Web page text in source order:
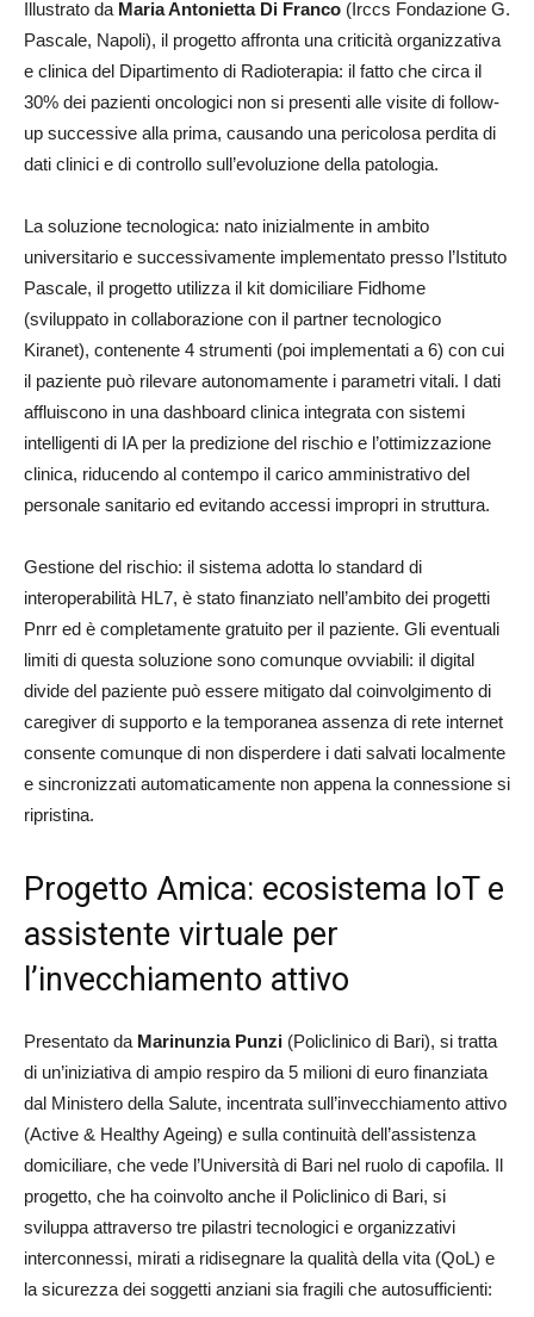
Illustrato da Maria Antonietta Di Franco (Irccs Fondazione G.
Pascale, Napoli), il progetto affronta una criticità organizzativa
e clinica del Dipartimento di Radioterapia: il fatto che circa il
30% dei pazienti oncologici non si presenti alle visite di follow-
up successive alla prima, causando una pericolosa perdita di
dati clinici e di controllo sull’evoluzione della patologia.
La soluzione tecnologica: nato inizialmente in ambito
universitario e successivamente implementato presso l’Istituto
Pascale, il progetto utilizza il kit domiciliare Fidhome
(sviluppato in collaborazione con il partner tecnologico
Kiranet), contenente 4 strumenti (poi implementati a 6) con cui
il paziente può rilevare autonomamente i parametri vitali. I dati
affluiscono in una dashboard clinica integrata con sistemi
intelligenti di IA per la predizione del rischio e l’ottimizzazione
clinica, riducendo al contempo il carico amministrativo del
personale sanitario ed evitando accessi impropri in struttura.
Gestione del rischio: il sistema adotta lo standard di
interoperabilità HL7, è stato finanziato nell’ambito dei progetti
Pnrr ed è completamente gratuito per il paziente. Gli eventuali
limiti di questa soluzione sono comunque ovviabili: il digital
divide del paziente può essere mitigato dal coinvolgimento di
caregiver di supporto e la temporanea assenza di rete internet
consente comunque di non disperdere i dati salvati localmente
e sincronizzati automaticamente non appena la connessione si
ripristina.
Progetto Amica: ecosistema IoT e
assistente virtuale per
l’invecchiamento attivo
Presentato da Marinunzia Punzi (Policlinico di Bari), si tratta
di un’iniziativa di ampio respiro da 5 milioni di euro finanziata
dal Ministero della Salute, incentrata sull’invecchiamento attivo
(Active & Healthy Ageing) e sulla continuità dell’assistenza
domiciliare, che vede l’Università di Bari nel ruolo di capofila. Il
progetto, che ha coinvolto anche il Policlinico di Bari, si
sviluppa attraverso tre pilastri tecnologici e organizzativi
interconnessi, mirati a ridisegnare la qualità della vita (QoL) e
la sicurezza dei soggetti anziani sia fragili che autosufficienti: